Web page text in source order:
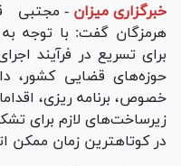
خبرگزاری میزان - مجتبی
هرمزگان گفت: با توجه
برای تسریع در فرآیند
حوزه‌های قضایی کشور،
خصوص، برنامه ریزی،
زیرساخت‌های لازم برای
در کوتاهترین زمان ممکن